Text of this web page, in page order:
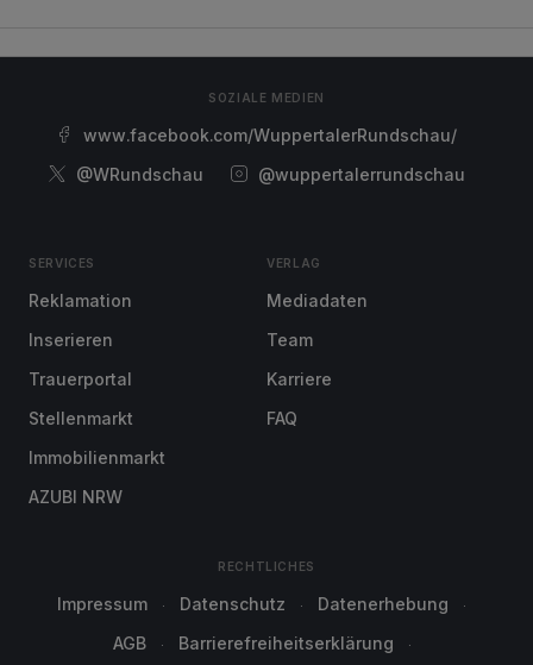
SOZIALE MEDIEN
www.facebook.com/WuppertalerRundschau/
@WRundschau
@wuppertalerrundschau
SERVICES
Reklamation
Inserieren
Trauerportal
Stellenmarkt
Immobilienmarkt
AZUBI NRW
VERLAG
Mediadaten
Team
Karriere
FAQ
RECHTLICHES
Impressum Datenschutz
Datenerhebung
AGB
Barrierefreiheitserklärung